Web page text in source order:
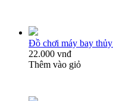
Đồ chơi máy bay
22.000 vnđ
Thêm vào giỏ